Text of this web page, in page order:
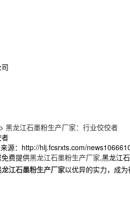
> 黑龙江石墨粉生产厂家：行业佼佼者
来源： http://hlj.fcsrxts.com/
费提供黑龙江石墨粉生产厂家,黑龙江
江石墨粉生产厂家以优异的实力，成为